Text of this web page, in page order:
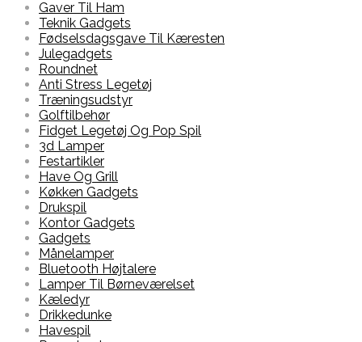
Gaver Til Ham
Teknik Gadgets
Fødselsdagsgave Til Kæresten
Julegadgets
Roundnet
Anti Stress Legetøj
Træningsudstyr
Golftilbehør
Fidget Legetøj Og Pop Spil
3d Lamper
Festartikler
Have Og Grill
Køkken Gadgets
Drukspil
Kontor Gadgets
Gadgets
Månelamper
Bluetooth Højtalere
Lamper Til Børneværelset
Kæledyr
Drikkedunke
Havespil